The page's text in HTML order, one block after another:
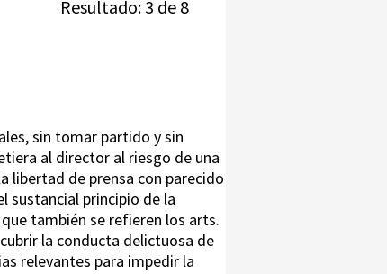
Resultado: 3 de 8
sin tomar partido y sin
al director al riesgo de una
libertad de prensa con parecido
sustancial principio de la
también se refieren los arts.
la conducta delictuosa de
relevantes para impedir la